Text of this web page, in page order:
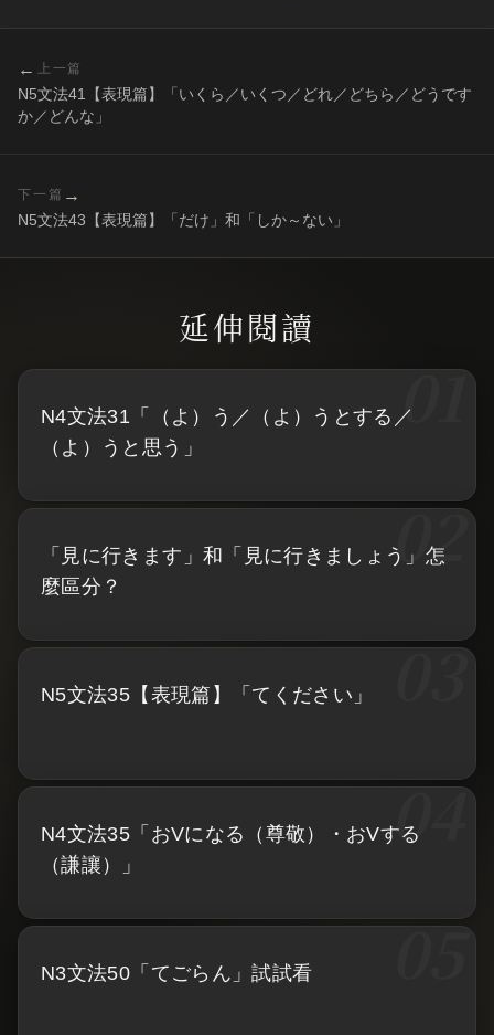
← 上一篇
N5文法41【表現篇】「いくら／いくつ／どれ／どちら／どうです
か／どんな」
下一篇 →
N5文法43【表現篇】「だけ」和「しか～ない」
N4文法31「（よ）う／（よ）うとする／
（よ）うと思う」
「見に行きます」和「見に行きましょう」怎
麼區分？
N5文法35【表現篇】「てください」
N4文法35「おVになる（尊敬）・おVする
（謙讓）」
N3文法50「てごらん」試試看